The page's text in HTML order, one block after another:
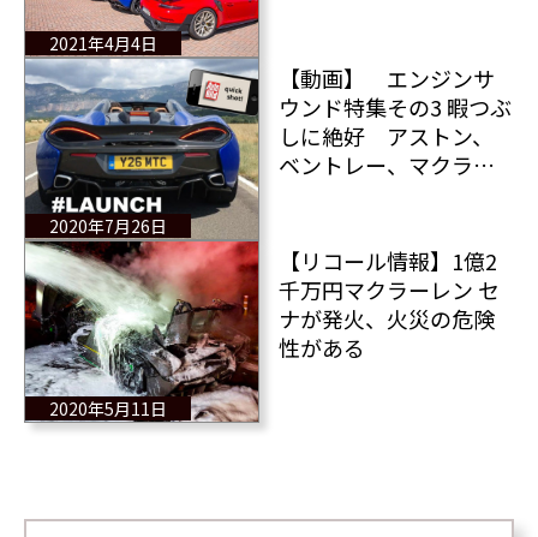
2021年4月4日
2020年7月26日
【動画】 エンジンサ
ウンド特集その3 暇つぶ
しに絶好 アストン、
ベントレー、マクラー
2020年5月11日
【リコール情報】1億2
千万円マクラーレン セ
ナが発火、火災の危険
性がある